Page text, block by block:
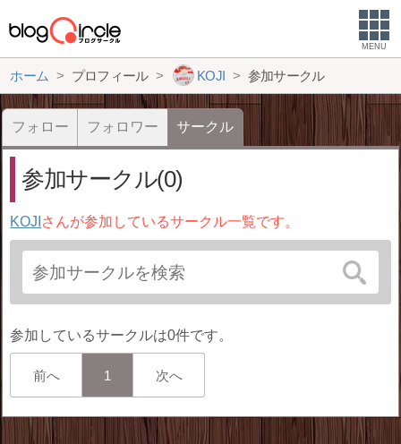
MENU
ホーム プロフィール KOJI 参加サークル
フォロー フォロワー サークル
参加サークル(0)
KOJI さんが参加しているサークル一覧です。
参加しているサークルは0件です。
前へ 1 次へ